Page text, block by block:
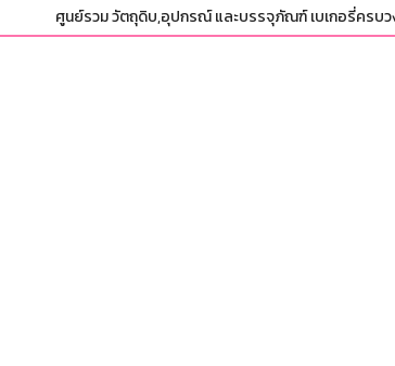
ศูนย์รวม วัตถุดิบ,อุปกรณ์ และบรรจุภัณฑ์ เบเกอรี่ครบวง